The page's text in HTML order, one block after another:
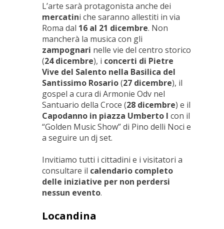
L’arte sarà protagonista anche dei
mercatini che saranno allestiti in via
Roma dal 16 al 21 dicembre. Non
mancherà la musica con gli
zampognari nelle vie del centro storico
(24 dicembre), i concerti di Pietre
Vive del Salento nella Basilica del
Santissimo Rosario(27 dicembre), il
gospel a cura di Armonie Odv nel
Santuario della Croce (28 dicembre) e il
Capodanno in piazza Umberto I con il
“Golden Music Show” di Pino delli Noci e
a seguire un dj set.
Invitiamo tutti i cittadini e i visitatori a
consultare il calendario completo
delle iniziative per non perdersi
nessun evento.
Locandina